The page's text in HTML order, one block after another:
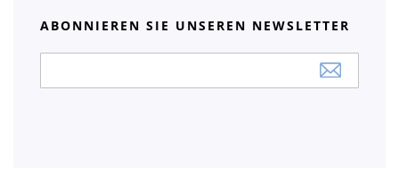
ABONNIEREN SIE UNSEREN NEWSLETTER
Newsletter: